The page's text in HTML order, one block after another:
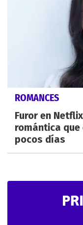
ROMANCES
Furor en
romántica
pocos días